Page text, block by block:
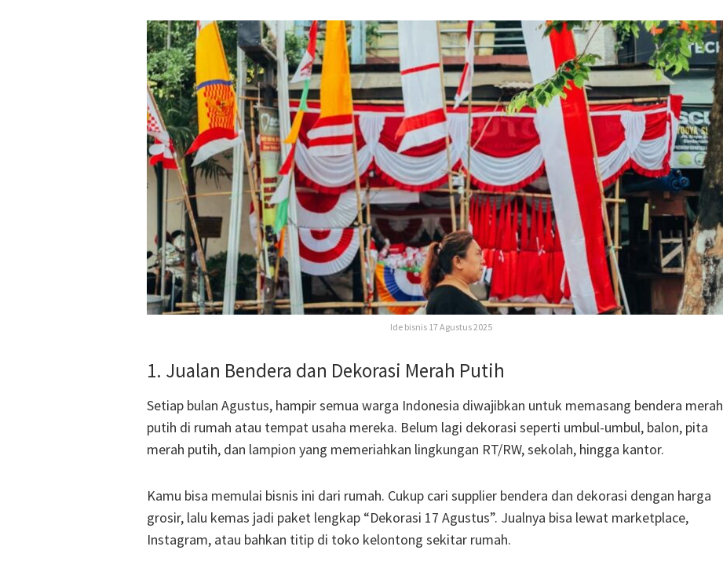
Ide bisnis 17 Agustus 2025
1. Jualan Bendera dan Dekorasi Merah Putih
Setiap bulan Agustus, hampir semua warga Indonesia diwajibkan untuk memasang bendera merah
putih di rumah atau tempat usaha mereka. Belum lagi dekorasi seperti umbul-umbul, balon, pita
merah putih, dan lampion yang memeriahkan lingkungan RT/RW, sekolah, hingga kantor.
Kamu bisa memulai bisnis ini dari rumah. Cukup cari supplier bendera dan dekorasi dengan harga
grosir, lalu kemas jadi paket lengkap “Dekorasi 17 Agustus”. Jualnya bisa lewat marketplace,
Instagram, atau bahkan titip di toko kelontong sekitar rumah.